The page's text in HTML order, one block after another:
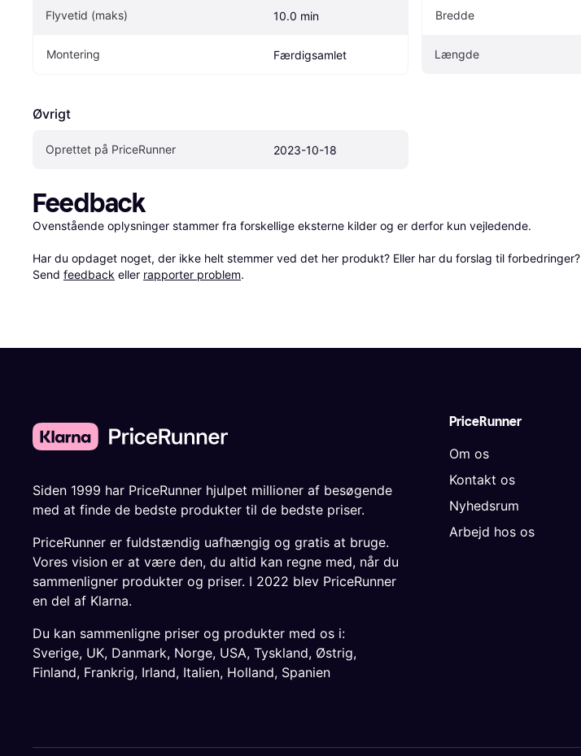
Flyvetid (maks) 10.0 min
Montering Færdigsamlet
Øvrigt
Oprettet på PriceRunner 2023-10-18
Bredde
Længde
Feedback
Ovenstående oplysninger stammer fra forskellige eksterne kilder og er derfor kun vejledende.
Har du opdaget noget, der ikke helt stemmer ved det her produkt? Eller har du forslag til forbedringer?
Send feedback eller rapporter problem.
PriceRunner
Om os
Kontakt os
Nyhedsrum
Arbejd hos os
Siden 1999 har PriceRunner hjulpet millioner af besøgende
med at finde de bedste produkter til de bedste priser.
PriceRunner er fuldstændig uafhængig og gratis at bruge.
Vores vision er at være den, du altid kan regne med, når du
sammenligner produkter og priser. I 2022 blev PriceRunner
en del af Klarna.
Du kan sammenligne priser og produkter med os i:
Sverige, UK, Danmark, Norge, USA, Tyskland, Østrig,
Finland, Frankrig, Irland, Italien, Holland, Spanien